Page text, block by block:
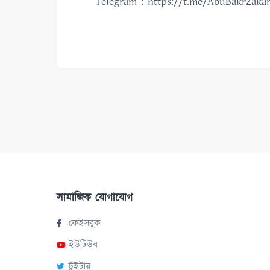
সামাজিক যোগাযোগ
ফেইসবুক
ইউটিউব
টুইটার